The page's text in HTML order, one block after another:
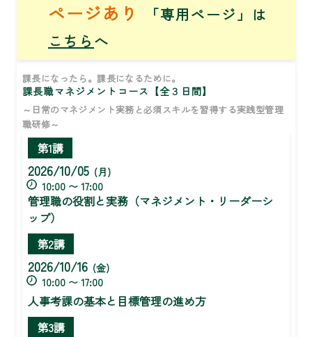
ページあり
「専用ページ」は
こちら へ
課長になったら。課長になるために。
課長職マネジメントコース【全３日間】
～日常のマネジメント実務と必須スキルを習得する実践型管理
職研修～
第1講
2026/10/05 (月)
10:00 〜 17:00
管理職の役割と実務（マネジメント・リーダーシ
ップ）
第2講
2026/10/16 (金)
10:00 〜 17:00
人事考課の基本と目標管理の進め方
第3講